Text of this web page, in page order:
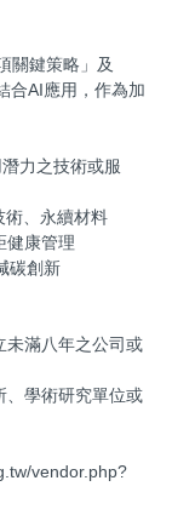
關鍵策略」及
合AI應用，作為加
力之技術或服
、永續材料
健康管理
碳創新
未滿八年之公司或
、學術研究單位或
vendor.php?